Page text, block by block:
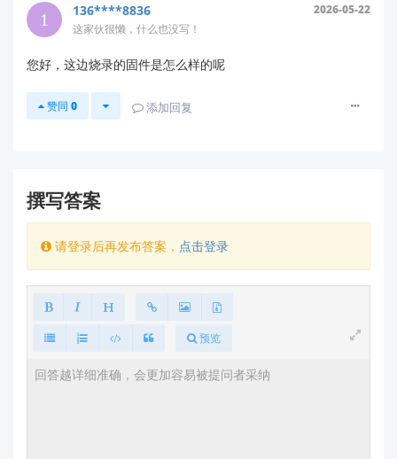
GPIO_WriteHigh
验证PWM配置参数（频率/占空比）
硬件验证
断电后测量LED限流电阻两端电压（正常应
≤3.3V）
恢复测试
尝试重新烧录官方默认固件（可验证是否硬件损
坏）
技术支持
为精准定位问题，建议您：
GPIO/PWM配置部分）
136****8836
2026-05-22
这家伙很懒，什么也没写！
您好，这边烧录的固件是怎么样的呢
赞同 0 添加回复
撰写答案
请登录后再发布答案， 点击登录
预览